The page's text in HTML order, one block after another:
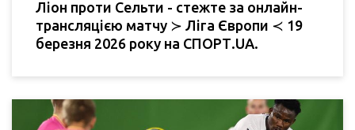
Ліон проти Сельти - стежте за онлайн-
трансляцією матчу ≻ Ліга Європи ≺ 19
березня 2026 року на СПОРТ.UA.